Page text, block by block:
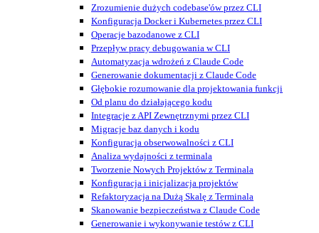
Zrozumienie dużych codebase'ów przez CLI
Konfiguracja Docker i Kubernetes przez CLI
Operacje bazodanowe z CLI
Przepływ pracy debugowania w CLI
Automatyzacja wdrożeń z Claude Code
Generowanie dokumentacji z Claude Code
Głębokie rozumowanie dla projektowania funkcji
Od planu do działającego kodu
Integracje z API Zewnętrznymi przez CLI
Migracje baz danych i kodu
Konfiguracja obserwowalności z CLI
Analiza wydajności z terminala
Tworzenie Nowych Projektów z Terminala
Konfiguracja i inicjalizacja projektów
Refaktoryzacja na Dużą Skalę z Terminala
Skanowanie bezpieczeństwa z Claude Code
Generowanie i wykonywanie testów z CLI